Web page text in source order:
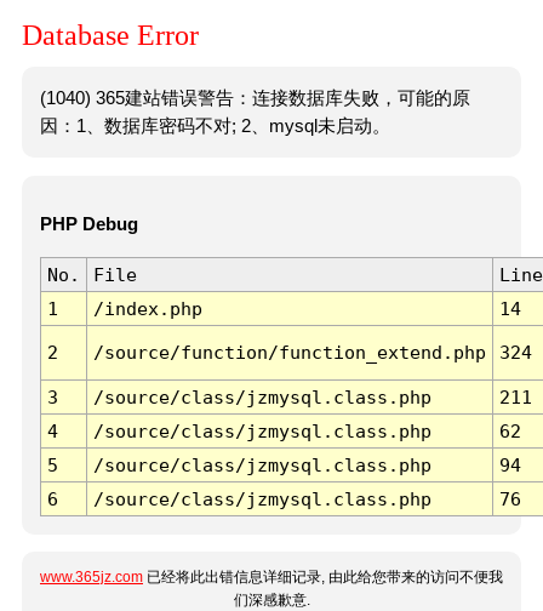
Database Error
(1040) 365建站错误警告：连接数据库失败，可能的原
因：1、数据库密码不对; 2、mysql未启动。
PHP Debug
No. File
Line
1
/index.php 14
2 /source/function/function_extend.php 324
3 /source/class/jzmysql.class.php
211
4
/source/class/jzmysql.class.php
62
5
/source/class/jzmysql.class.php
94
6
/source/class/jzmysql.class.php 76
www.365jz.com 已经将此出错信息详细记录, 由此给您带来的访问不便我
们深感歉意.